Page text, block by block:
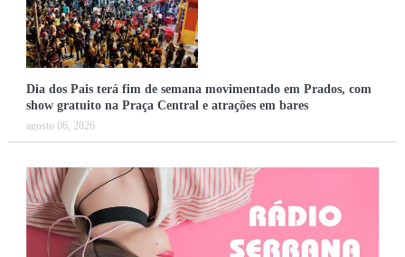
Dia dos Pais terá fim de semana movimentado em Prados, com
show gratuito na Praça Central e atrações em bares
agosto 06, 2026